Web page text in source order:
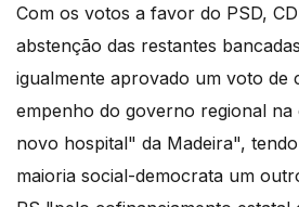
Com os votos a favor do PSD,
abstenção das restantes
igualmente aprovado um voto de
empenho do governo regional
novo hospital" da Madeira",
maioria social-democrata um